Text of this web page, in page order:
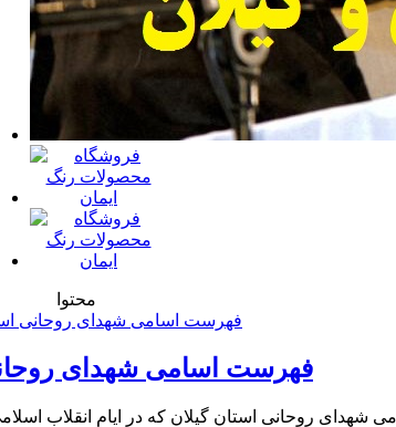
محتوا
فهرست اسامی شهدای